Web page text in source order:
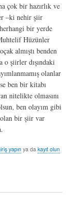
çok bir hazırlık ve
–ki nehir şiir
bir yerde
Hüzünler
almıştı benden
o şiirler dışındaki
olanlar
ben bir kitabı
nitelikte olmasını
ben olayım gibi
olan bir şiir var
yapınya da kayıt olun